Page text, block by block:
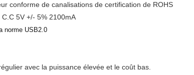
conforme de canalisations de certification de ROHS
5V +/- 5% 2100mA
norme USB2.0
avec la puissance élevée et le coût bas.